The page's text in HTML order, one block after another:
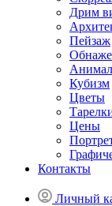
Дрим
Пейзаж
Кубизм
Цветы
Цены
Контакты
Личный